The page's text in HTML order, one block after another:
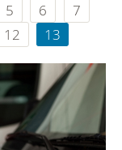
5 6
7
12 13